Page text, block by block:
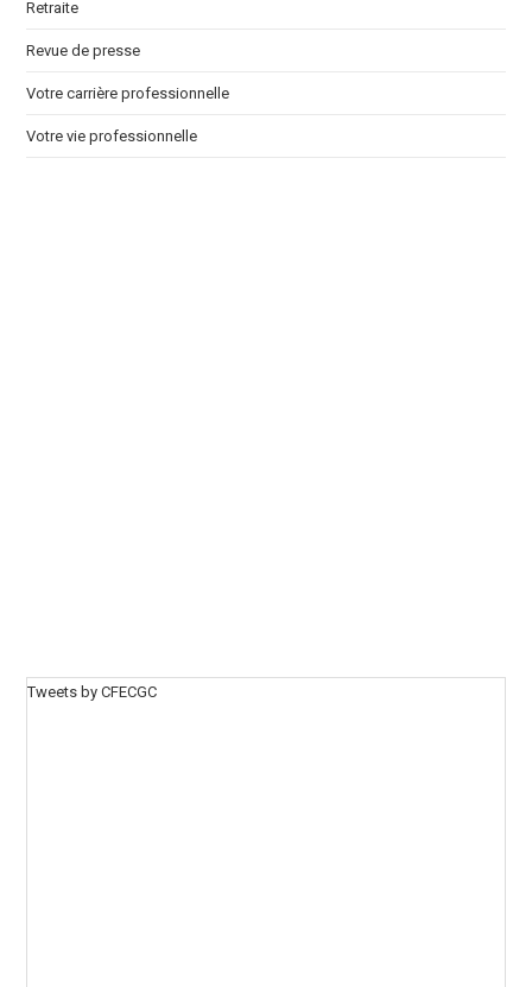
Retraite
Revue de presse
Votre carrière professionnelle
Votre vie professionnelle
Tweets by CFECGC